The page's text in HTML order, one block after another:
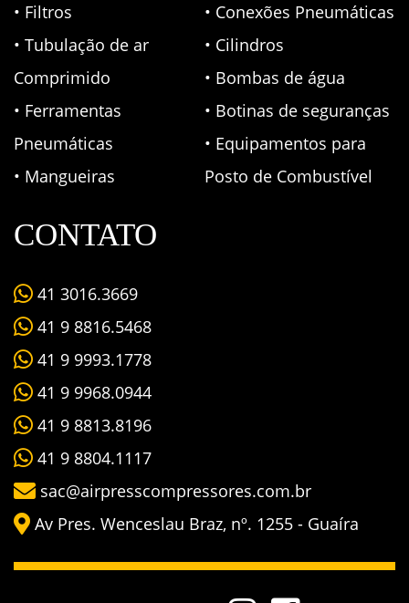
• Filtros
• Tubulação de ar
Comprimido
• Ferramentas
Pneumáticas
• Mangueiras
• Conexões Pneumáticas
• Cilindros
• Bombas de água
• Botinas de seguranças
• Equipamentos para
Posto de Combustível
CONTATO
41 3016.3669
41 9 8816.5468
41 9 9993.1778
41 9 9968.0944
41 9 8813.8196
41 9 8804.1117
sac@airpresscompressores.com.br
Av Pres. Wenceslau Braz, nº. 1255 - Guaíra